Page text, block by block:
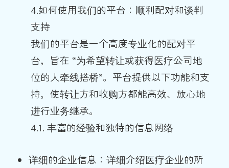
4.如何使用我们的平台：顺利配对和谈判
支持
我们的平台是一个高度专业化的配对平
台，旨在 “为希望转让或获得医疗公司地
位的人牵线搭桥”。平台提供以下功能和支
持，使转让方和收购方都能高效、放心地
进行业务继承。
4.1. 丰富的经验和独特的信息网络
详细的企业信息：详细介绍医疗企业的所